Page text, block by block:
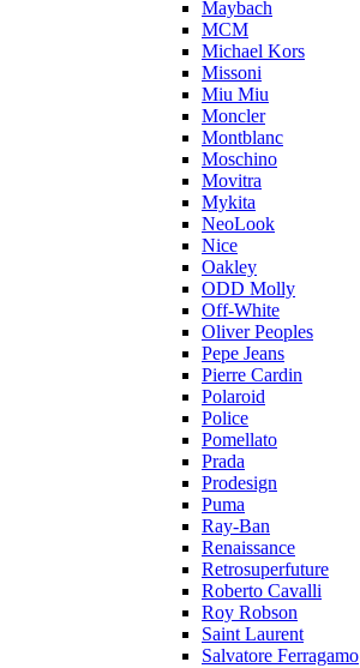
Maybach
MCM
Michael Kors
Missoni
Miu Miu
Moncler
Montblanc
Moschino
Movitra
Mykita
NeoLook
Nice
Oakley
ODD Molly
Off-White
Oliver Peoples
Pepe Jeans
Pierre Cardin
Polaroid
Police
Pomellato
Prada
Prodesign
Puma
Ray-Ban
Renaissance
Retrosuperfuture
Roberto Cavalli
Roy Robson
Saint Laurent
Salvatore Ferragamo